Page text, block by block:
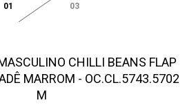
01 03
CHILLI BEANS FLAP
MARROM - OC.CL.5743.5702
M